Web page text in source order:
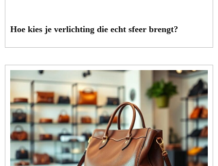
Hoe kies je verlichting die echt sfeer brengt?